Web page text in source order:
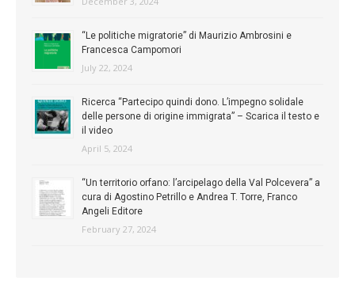
“Le politiche migratorie” di Maurizio Ambrosini e
Francesca Campomori
July 22, 2024
Ricerca “Partecipo quindi dono. L’impegno solidale
delle persone di origine immigrata” – Scarica il testo e
il video
April 5, 2024
“Un territorio orfano: l’arcipelago della Val Polcevera” a
cura di Agostino Petrillo e Andrea T. Torre, Franco
Angeli Editore
February 27, 2024